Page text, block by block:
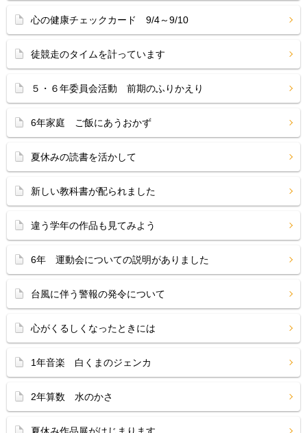
心の健康チェックカード 9/4～9/10
徒競走のタイムを計っています
５・６年委員会活動 前期のふりかえり
6年家庭 ご飯にあうおかず
夏休みの読書を活かして
新しい教科書が配られました
違う学年の作品も見てみよう
6年 運動会についての説明がありました
台風に伴う警報の発令について
心がくるしくなったときには
1年音楽 白くまのジェンカ
2年算数 水のかさ